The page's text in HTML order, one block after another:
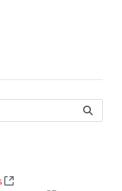
(Lien externe)